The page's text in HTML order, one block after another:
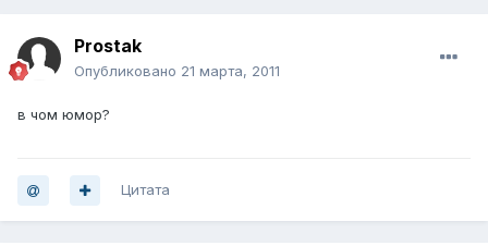
Prostak
Опубликовано 21 марта, 2011
в чом юмор?
Цитата